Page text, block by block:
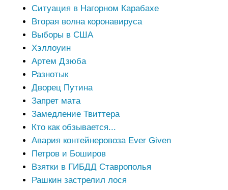
Ситуация в Нагорном Карабахе
Вторая волна коронавируса
Выборы в США
Хэллоуин
Артем Дзюба
Разнотык
Дворец Путина
Запрет мата
Замедление Твиттера
Кто как обзывается...
Авария контейнеровоза Ever Given
Петров и Боширов
Взятки в ГИБДД Ставрополья
Рашкин застрелил лося